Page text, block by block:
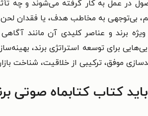
در عمل به کار گرفته می‌شوند و چه
بی‌توجهی به مخاطب هدف، یا فقدان لحن
برند و عناصر کلیدی آن مانند آگاهی
برای توسعه استراتژی برند،
موفق، ترکیبی از خلاقیت، شناخت
کتاب کتابماه صوتی